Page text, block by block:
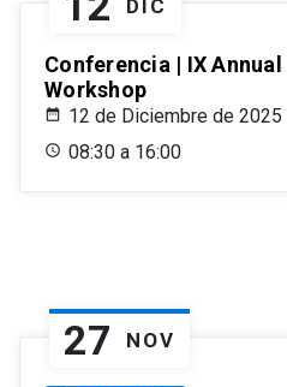
DIC
Conferencia | IX
Workshop
12 de Diciembre de 2025
08:30 a 16:00
27 NOV